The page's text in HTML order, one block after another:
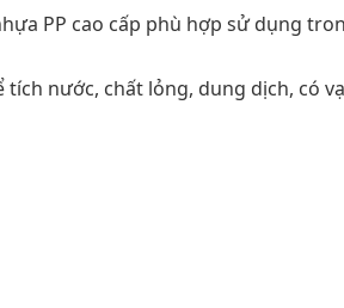
PP cao cấp phù hợp sử dụng
nước, chất lỏng, dung dịch, có